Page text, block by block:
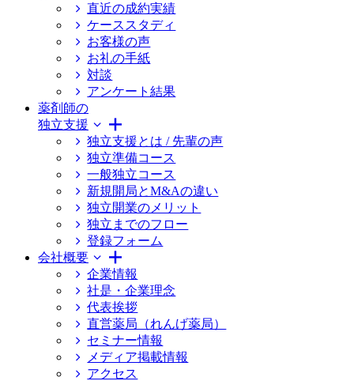
直近の成約実績
ケーススタディ
お客様の声
お礼の手紙
対談
アンケート結果
薬剤師の
独立支援
独立支援とは / 先輩の声
独立準備コース
一般独立コース
新規開局とM&Aの違い
独立開業のメリット
独立までのフロー
登録フォーム
会社概要
企業情報
社是・企業理念
代表挨拶
直営薬局（れんげ薬局）
セミナー情報
メディア掲載情報
アクセス